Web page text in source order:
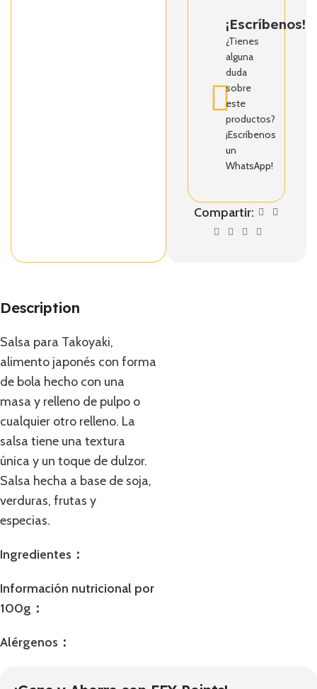
¡Escríbenos!
¿Tienes
alguna
duda
sobre
este
productos?
¡Escríbenos
un
WhatsApp!
Compartir:
Description
Salsa para Takoyaki,
alimento japonés con forma
de bola hecho con una
masa y relleno de pulpo o
cualquier otro relleno. La
salsa tiene una textura
única y un toque de dulzor.
Salsa hecha a base de soja,
verduras, frutas y
especias.
Ingredientes：
Información nutricional por
100g：
Alérgenos：